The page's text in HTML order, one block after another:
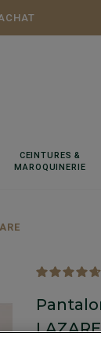
CEINTURES &
MAROQUINERIE
LAZARE